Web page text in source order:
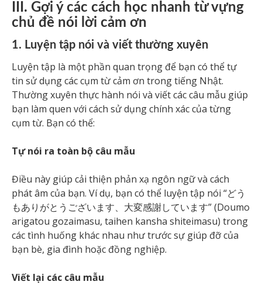
III. Gợi ý các cách học nhanh từ vựng
chủ đề nói lời cảm ơn
1. Luyện tập nói và viết thường xuyên
Luyện tập là một phần quan trọng để bạn có thể tự
tin sử dụng các cụm từ cảm ơn trong tiếng Nhật.
Thường xuyên thực hành nói và viết các câu mẫu giúp
bạn làm quen với cách sử dụng chính xác của từng
cụm từ. Bạn có thể:
Tự nói ra toàn bộ câu mẫu
Điều này giúp cải thiện phản xạ ngôn ngữ và cách
phát âm của bạn. Ví dụ, bạn có thể luyện tập nói “どう
もありがとうございます、大変感謝しています” (Doumo
arigatou gozaimasu, taihen kansha shiteimasu) trong
các tình huống khác nhau như trước sự giúp đỡ của
bạn bè, gia đình hoặc đồng nghiệp.
Viết lại các câu mẫu